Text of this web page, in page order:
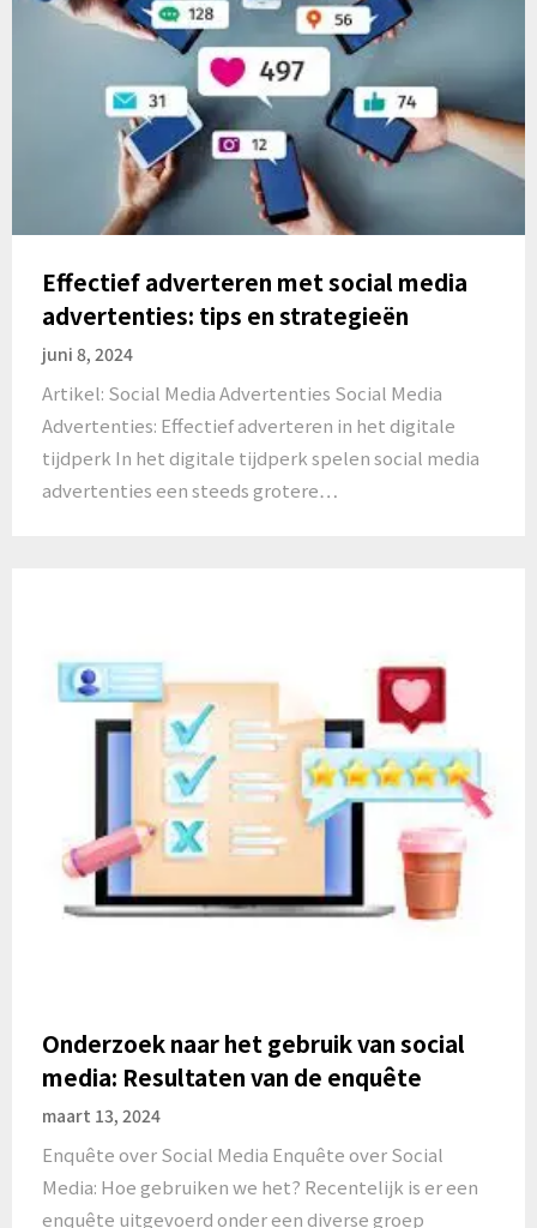
Effectief adverteren met social media
advertenties: tips en strategieën
juni 8, 2024
Artikel: Social Media Advertenties Social Media
Advertenties: Effectief adverteren in het digitale
tijdperk In het digitale tijdperk spelen social media
advertenties een steeds grotere…
Onderzoek naar het gebruik van social
media: Resultaten van de enquête
maart 13, 2024
Enquête over Social Media Enquête over Social
Media: Hoe gebruiken we het? Recentelijk is er een
enquête uitgevoerd onder een diverse groep